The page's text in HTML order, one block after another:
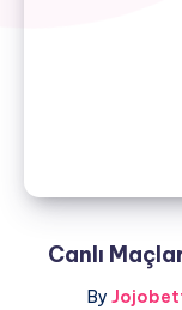
Canlı
By